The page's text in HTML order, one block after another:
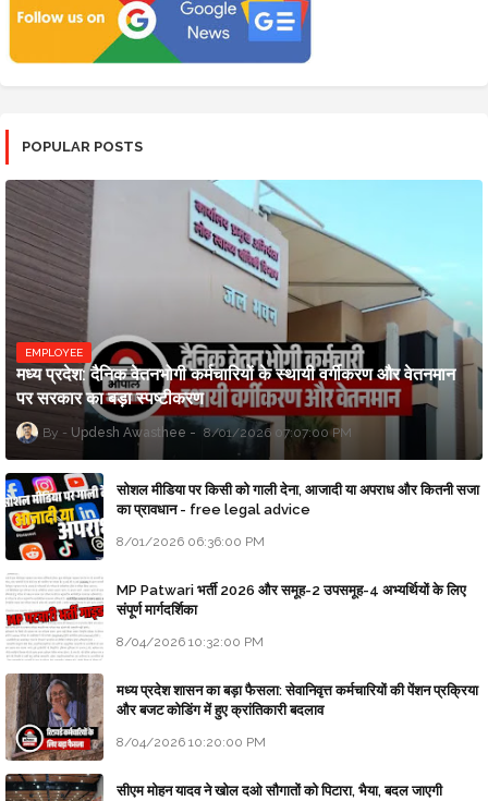
POPULAR POSTS
EMPLOYEE
मध्य प्रदेश: दैनिक वेतनभोगी कर्मचारियों के स्थायी वर्गीकरण और वेतनमान
पर सरकार का बड़ा स्पष्टीकरण
Updesh Awasthee 8/01/2026 07:07:00 PM
सोशल मीडिया पर किसी को गाली देना, आजादी या अपराध और कितनी सजा
का प्रावधान - free legal advice
8/01/2026 06:36:00 PM
MP Patwari भर्ती 2026 और समूह-2 उपसमूह-4 अभ्यर्थियों के लिए
संपूर्ण मार्गदर्शिका
8/04/2026 10:32:00 PM
मध्य प्रदेश शासन का बड़ा फैसला: सेवानिवृत्त कर्मचारियों की पेंशन प्रक्रिया
और बजट कोडिंग में हुए क्रांतिकारी बदलाव
8/04/2026 10:20:00 PM
सीएम मोहन यादव ने खोल दओ सौगातों को पिटारा, भैया, बदल जाएगी